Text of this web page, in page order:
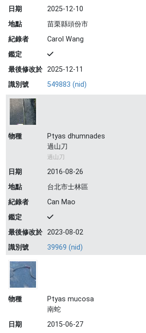
日期
2025-12-10
地點
苗栗縣頭份市
紀錄者
Carol Wang
鑑定
最後修改於 2025-12-11
識別號
549883 (nid)
物種
Ptyas dhumnades
過山刀
過山刀
日期
2016-08-26
地點
台北市士林區
紀錄者
Can Mao
鑑定
最後修改於 2023-08-02
識別號
39969 (nid)
物種
Ptyas mucosa
南蛇
日期
2015-06-27